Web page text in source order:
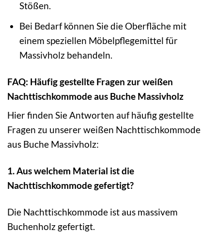
Stößen.
Bei Bedarf können Sie die Oberfläche mit
einem speziellen Möbelpflegemittel für
Massivholz behandeln.
FAQ: Häufig gestellte Fragen zur weißen
Nachttischkommode aus Buche Massivholz
Hier finden Sie Antworten auf häufig gestellte
Fragen zu unserer weißen Nachttischkommode
aus Buche Massivholz:
1. Aus welchem Material ist die
Nachttischkommode gefertigt?
Die Nachttischkommode ist aus massivem
Buchenholz gefertigt.